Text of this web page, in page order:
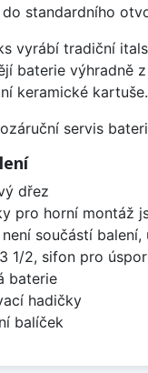
standardního
vyrábí tradiční
baterie výhradně
keramické kartuše.
servis
dřez
pro horní montáž
není součástí
1/2, sifon pro
baterie
hadičky
balíček